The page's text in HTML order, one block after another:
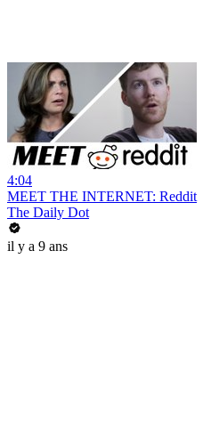
4:04
MEET THE INTERNET: Reddit
The Daily Dot
il y a 9 ans